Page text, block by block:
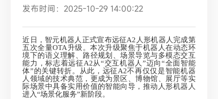
发布时间：2025-10-29 14:00:22
近日，智元机器人正式宣布远征A2人形机器人完成第
五次全量OTA升级。本次升级聚焦于机器人在动态环
境下的语义理解、路径规划、场景导览与多模态交互
能力，标志着远征A2从“交互机器人”迈向“全面智能
体”的关键转折。从此，远征A2不再仅仅是智能机器
人领域的技术典范，更成为景区、博物馆、展厅等实
际场景中具备实用价值的智能向导，推动人形机器人
进入“场景化服务”新阶段。